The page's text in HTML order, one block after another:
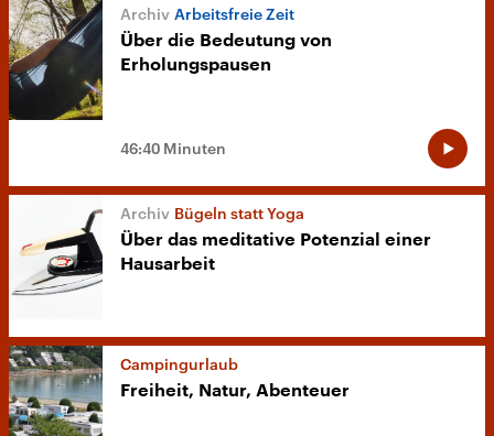
Arbeitsfreie Zeit
Über die Bedeutung von
Erholungspausen
46:40 Minuten
Bügeln statt Yoga
Über das meditative Potenzial einer
Hausarbeit
Campingurlaub
Freiheit, Natur, Abenteuer